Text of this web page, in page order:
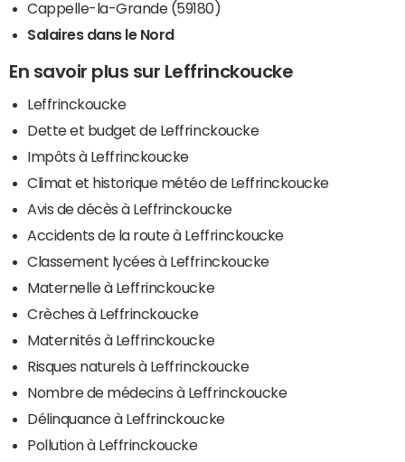
Cappelle-la-Grande (59180)
Salaires dans le Nord
En savoir plus sur Leffrinckoucke
Leffrinckoucke
Dette et budget de Leffrinckoucke
Impôts à Leffrinckoucke
Climat et historique météo de Leffrinckoucke
Avis de décès à Leffrinckoucke
Accidents de la route à Leffrinckoucke
Classement lycées à Leffrinckoucke
Maternelle à Leffrinckoucke
Crèches à Leffrinckoucke
Maternités à Leffrinckoucke
Risques naturels à Leffrinckoucke
Nombre de médecins à Leffrinckoucke
Délinquance à Leffrinckoucke
Pollution à Leffrinckoucke